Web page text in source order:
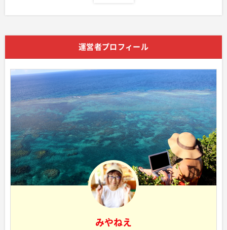
運営者プロフィール
みやねえ